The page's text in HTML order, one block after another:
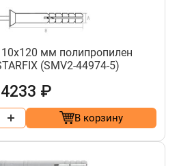
мм полипропилен
(SMV2-44974-5)
4233 ₽
В корзину